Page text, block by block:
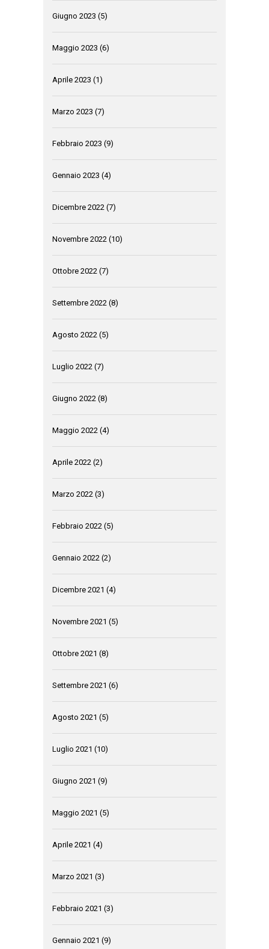
Giugno 2023 (5)
Maggio 2023 (6)
Aprile 2023 (1)
Marzo 2023 (7)
Febbraio 2023 (9)
Gennaio 2023 (4)
Dicembre 2022 (7)
Novembre 2022 (10)
Ottobre 2022 (7)
Settembre 2022 (8)
Agosto 2022 (5)
Luglio 2022 (7)
Giugno 2022 (8)
Maggio 2022 (4)
Aprile 2022 (2)
Marzo 2022 (3)
Febbraio 2022 (5)
Gennaio 2022 (2)
Dicembre 2021 (4)
Novembre 2021 (5)
Ottobre 2021 (8)
Settembre 2021 (6)
Agosto 2021 (5)
Luglio 2021 (10)
Giugno 2021 (9)
Maggio 2021 (5)
Aprile 2021 (4)
Marzo 2021 (3)
Febbraio 2021 (3)
Gennaio 2021 (9)